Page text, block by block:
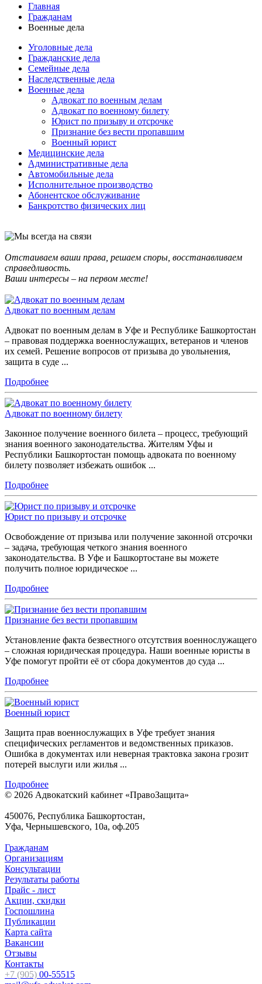
Главная
Гражданам
Военные дела
Уголовные дела
Гражданские дела
Семейные дела
Наследственные дела
Военные дела
Адвокат по военным делам
Адвокат по военному билету
Юрист по призыву и отсрочке
Признание без вести пропавшим
Военный юрист
Медицинские дела
Административные дела
Автомобильные дела
Исполнительное производство
Абонентское обслуживание
Банкротство физических лиц
Отстаиваем ваши права, решаем споры, восстанавливаем
справедливость.
Ваши интересы – на первом месте!
Адвокат по военным делам
Адвокат по военным делам в Уфе и Республике Башкортостан
– правовая поддержка военнослужащих, ветеранов и членов
их семей. Решение вопросов от призыва до увольнения,
защита в суде ...
Подробнее
Адвокат по военному билету
Законное получение военного билета – процесс, требующий
знания военного законодательства. Жителям Уфы и
Республики Башкортостан помощь адвоката по военному
билету позволяет избежать ошибок ...
Подробнее
Юрист по призыву и отсрочке
Освобождение от призыва или получение законной отсрочки
– задача, требующая четкого знания военного
законодательства. В Уфе и Башкортостане вы можете
получить полное юридическое ...
Подробнее
Признание без вести пропавшим
Установление факта безвестного отсутствия военнослужащего
– сложная юридическая процедура. Наши военные юристы в
Уфе помогут пройти её от сбора документов до суда ...
Подробнее
Военный юрист
Защита прав военнослужащих в Уфе требует знания
специфических регламентов и ведомственных приказов.
Ошибка в документах или неверная трактовка закона грозит
потерей выслуги или жилья ...
Подробнее
© 2026 Адвокатский кабинет «ПравоЗащита»
450076, Республика Башкортостан,
Уфа, Чернышевского, 10а, оф.205
Гражданам
Организациям
Консультации
Результаты работы
Прайс - лист
Акции, скидки
Госпошлина
Публикации
Карта сайта
Вакансии
Отзывы
Контакты
+7 (905) 00-55515